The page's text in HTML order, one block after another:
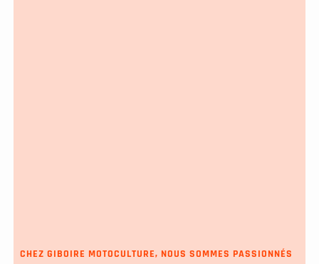
CHEZ GIBOIRE MOTOCULTURE, NOUS SOMMES PASSIONNÉS